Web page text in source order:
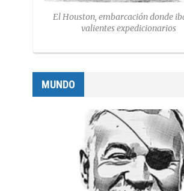
El Houston, embarcación donde
valientes expedicionarios
MUNDO